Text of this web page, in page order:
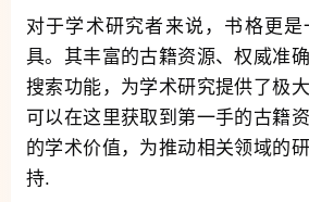
对于学术研究者来说，书格更
具。其丰富的古籍资源、权威准
搜索功能，为学术研究提供了极
可以在这里获取到第一手的古籍
的学术价值，为推动相关领域的
持.